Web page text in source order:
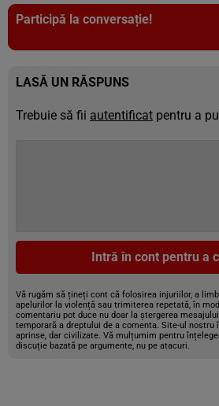
Participă la conversație!
LASĂ UN RĂSPUNS
Trebuie să fii autentificat pentru a
Intră în cont pentru a
Vă rugăm să țineți cont că folosirea injuriilor, a
apelurilor la violență sau trimiterea repetată, în
comentariu pot duce nu doar la ștergerea
temporară a dreptului de a comenta. Site-ul nostru
aprinse, dar civilizate. Vă mulțumim pentru
discuție bazată pe argumente, nu pe atacuri.